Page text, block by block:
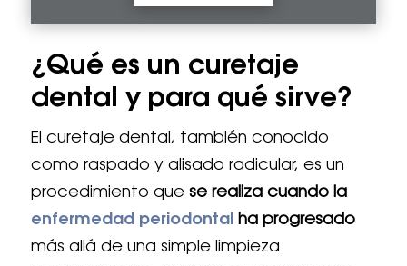
¿Qué es un curetaje
dental y para qué sirve?
El curetaje dental, también conocido
como raspado y alisado radicular, es un
procedimiento quese realiza cuando la
enfermedad periodontalha progresado
más allá de una simple limpieza